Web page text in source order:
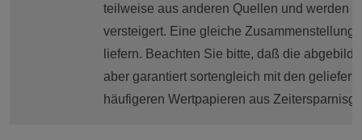
teilweise aus anderen Quellen und werden
versteigert. Eine gleiche
liefern. Beachten Sie bitte, daß die
aber garantiert sortengleich mit den
häufigeren Wertpapieren aus